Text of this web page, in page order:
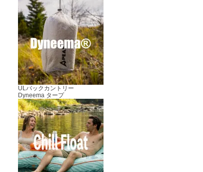
ULバックカントリー
Dyneema タープ